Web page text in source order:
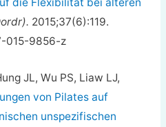
2015;37(6):119.
015-9856-z
JL, Wu PS, Liaw LJ,
von Pilates auf
unspezifischen